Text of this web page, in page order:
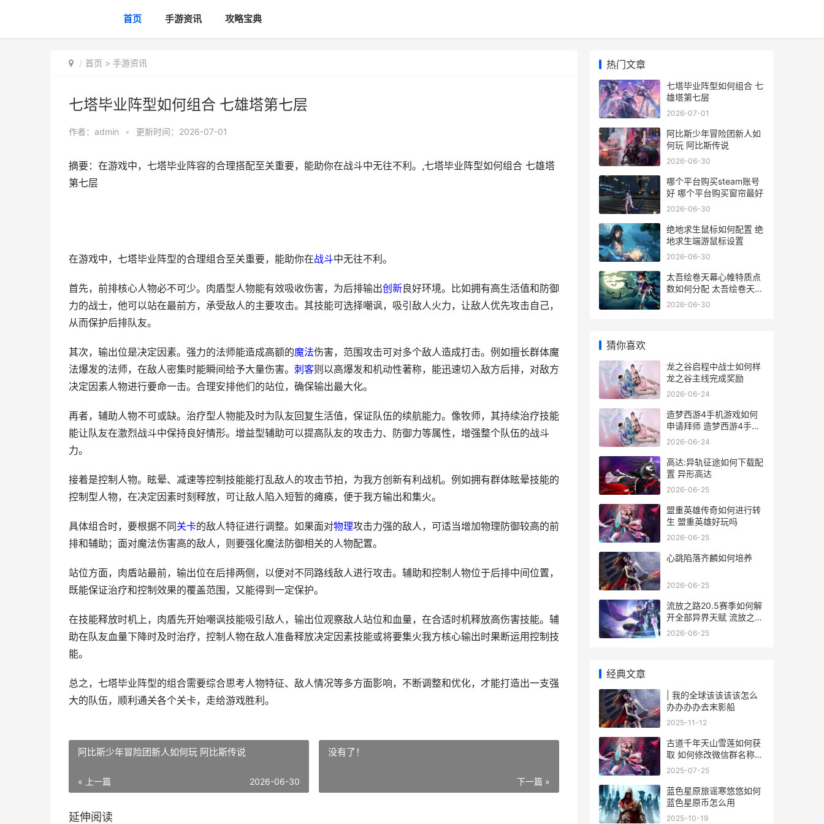
首页 手游资讯 攻略宝典
首页 > 手游资讯
七塔毕业阵型如何组合 七雄塔第七层
作者： admin • 更新时间：2026-07-01
摘要：在游戏中，七塔毕业阵容的合理搭配至关重要，能助你在战斗中无往不利。,七塔毕业阵型如何组合 七雄塔
第七层
在游戏中，七塔毕业阵型的合理组合至关重要，能助你在战斗中无往不利。
首先，前排核心人物必不可少。肉盾型人物能有效吸收伤害，为后排输出创新良好环境。比如拥有高生活值和防御
力的战士，他可以站在最前方，承受敌人的主要攻击。其技能可选择嘲讽，吸引敌人火力，让敌人优先攻击自己，
从而保护后排队友。
其次，输出位是决定因素。强力的法师能造成高额的魔法伤害，范围攻击可对多个敌人造成打击。例如擅长群体魔
法爆发的法师，在敌人密集时能瞬间给予大量伤害。 刺客则以高爆发和机动性著称，能迅速切入敌方后排，对敌方
决定因素人物进行要命一击。合理安排他们的站位，确保输出最大化。
再者，辅助人物不可或缺。治疗型人物能及时为队友回复生活值，保证队伍的续航能力。像牧师，其持续治疗技能
能让队友在激烈战斗中保持良好情形。增益型辅助可以提高队友的攻击力、防御力等属性，增强整个队伍的战斗
力。
接着是控制人物。眩晕、减速等控制技能能打乱敌人的攻击节拍，为我方创新有利战机。例如拥有群体眩晕技能的
控制型人物，在决定因素时刻释放，可让敌人陷入短暂的瘫痪，便于我方输出和集火。
具体组合时，要根据不同关卡的敌人特征进行调整。如果面对物理攻击力强的敌人，可适当增加物理防御较高的前
排和辅助；面对魔法伤害高的敌人，则要强化魔法防御相关的人物配置。
站位方面，肉盾站最前，输出位在后排两侧，以便对不同路线敌人进行攻击。辅助和控制人物位于后排中间位置，
既能保证治疗和控制效果的覆盖范围，又能得到一定保护。
在技能释放时机上，肉盾先开始嘲讽技能吸引敌人，输出位观察敌人站位和血量，在合适时机释放高伤害技能。辅
助在队友血量下降时及时治疗，控制人物在敌人准备释放决定因素技能或将要集火我方核心输出时果断运用控制技
能。
总之，七塔毕业阵型的组合需要综合思考人物特征、敌人情况等多方面影响，不断调整和优化，才能打造出一支强
大的队伍，顺利通关各个关卡，走给游戏胜利。
阿比斯少年冒险团新人如何玩 阿比斯传说
« 上一篇 2026-06-30
没有了！
下一篇 »
延伸阅读
热门文章
七塔毕业阵型如何组合 七
雄塔第七层
2026-07-01
阿比斯少年冒险团新人如
何玩 阿比斯传说
2026-06-30
哪个平台购买steam账号
好 哪个平台购买窗帘最好
2026-06-30
绝地求生鼠标如何配置 绝
地求生端游鼠标设置
2026-06-30
太吾绘卷天幕心帷特质点
数如何分配 太吾绘卷天幕
心帷建筑布局
2026-06-30
猜你喜欢
龙之谷启程中战士如何样
龙之谷主线完成奖励
2026-06-24
造梦西游4手机游戏如何
申请拜师 造梦西游4手机
版boss大全
2026-06-24
高达:异轨征途如何下载配
置 异形高达
2026-06-25
盟重英雄传奇如何进行转
生 盟重英雄好玩吗
2026-06-25
心跳陷落齐麟如何培养
2026-06-25
流放之路20.5赛季如何解
开全部异界天赋 流放之路
20.5赛季更新了什么
2026-06-25
经典文章
| 我的全球该该该该怎么
办办办办去末影船
2025-11-12
古道千年天山雪莲如何获
取 如何修改微信群名称备
注
2025-07-25
蓝色星原旅谣寒悠悠如何
蓝色星原币怎么用
2025-10-19